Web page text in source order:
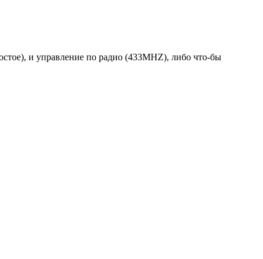
и управление по радио (433MHZ), либо что-бы